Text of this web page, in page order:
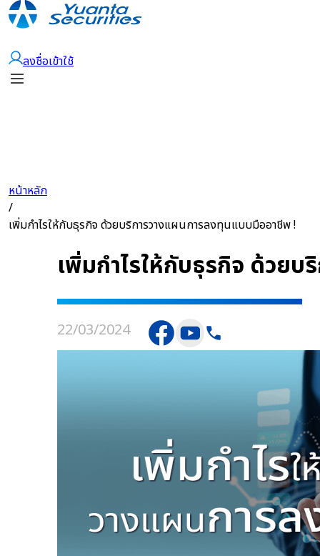
ลงชื่อเข้าใช้
หน้าหลัก
/
เพิ่มกำไรให้กับธุรกิจ ด้วยบริการวางแผนการลงทุนแบบมืออาชีพ !
เพิ่มกำไรให้กับธุรกิจ ด้วย
22/03/2024